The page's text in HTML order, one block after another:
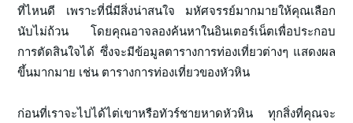
ที่ไหนดี เพราะที่นี่มีสิ่งน่าสนใจ มหัศจรรย์มากมายให้คุณเลือก
นับไม่ถ้วน โดยคุณอาจลองค้นหาในอินเตอร์เน็ตเพื่อประกอบ
การตัดสินใจได้ ซึ่งจะมีข้อมูลตารางการท่องเที่ยวต่างๆ แสดงผล
ขึ้นมากมาย เช่น ตารางการท่องเที่ยวของหัวหิน
ก่อนที่เราจะไปได้ไต่เขาหรือทัวร์ชายหาดหัวหิน ทุกสิ่งที่คุณจะ